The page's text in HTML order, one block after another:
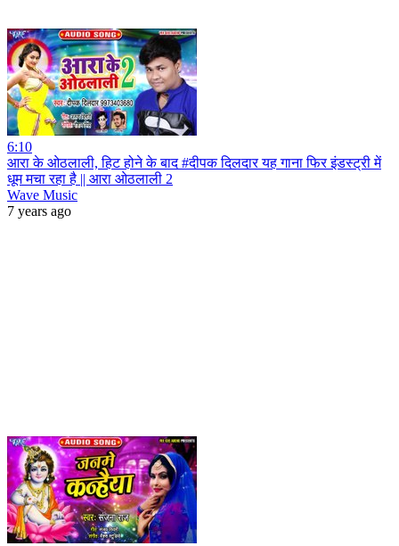
6:10
आरा के ओठलाली, हिट होने के बाद #दीपक दिलदार यह गाना फिर इंडस्ट्री में
धूम मचा रहा है || आरा ओठलाली 2
Wave Music
7 years ago